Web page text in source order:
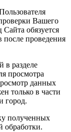
Вашего
обязуется
проведения
в разделе
просмотра
данных
только в части
город.
полученных
обработки.